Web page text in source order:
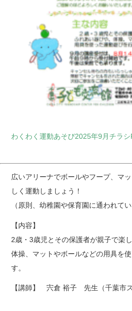
わくわく運動あそび2025年9月チラシ
広いアリーナでボールやフープ、マ
しく運動しましょう！
（原則、幼稚園や保育園に通われて
【内容】
2歳・3歳児とその保護者が親子で楽
体操、マットやボールなどの用具を
す。
【講師】 宍倉 裕子 先生（千葉市ス